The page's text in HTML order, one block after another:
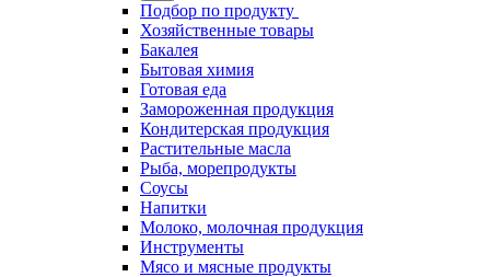
Подбор по продукту
Хозяйственные товары
Бакалея
Бытовая химия
Готовая еда
Замороженная продукция
Кондитерская продукция
Растительные масла
Рыба, морепродукты
Соусы
Напитки
Молоко, молочная продукция
Инструменты
Мясо и мясные продукты